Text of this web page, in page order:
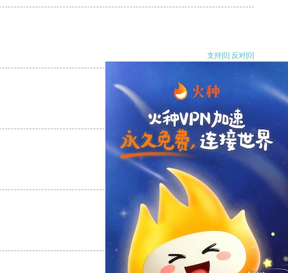
支持[0] 反对[0]
支持[0] 反对
支持
反对 [0]